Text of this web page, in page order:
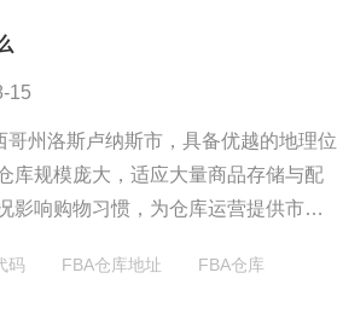
15
州洛斯卢纳斯市，具备优越的地理位
库规模庞大，适应大量商品存储与配
影响购物习惯，为仓库运营提供市场
码 FBA仓库地址 FBA仓库